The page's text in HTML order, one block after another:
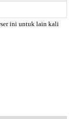
ini untuk lain kali